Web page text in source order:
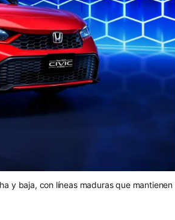
y baja, con líneas maduras que mantienen